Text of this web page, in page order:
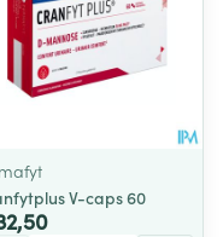
V-caps 60